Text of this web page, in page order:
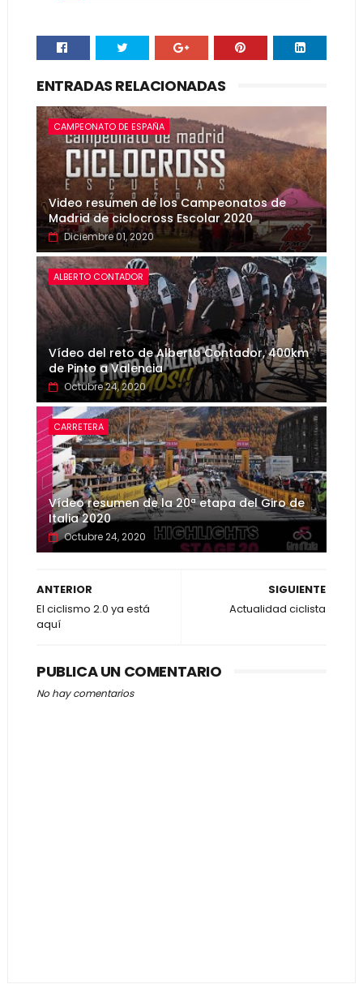
ENTRADAS RELACIONADAS
CAMPEONATO DE ESPAÑA
Video resumen de los Campeonatos de
Madrid de ciclocross Escolar 2020
Diciembre 01, 2020
ALBERTO CONTADOR
Vídeo del reto de Alberto Contador, 400km
de Pinto a Valencia
Octubre 24, 2020
CARRETERA
Vídeo resumen de la 20ª etapa del Giro de
Italia 2020
Octubre 24, 2020
SIGUIENTE
Actualidad ciclista
ANTERIOR
El ciclismo 2.0 ya está
aquí
PUBLICA UN COMENTARIO
No hay comentarios